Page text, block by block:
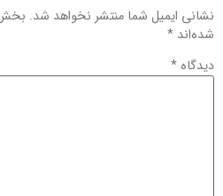
نشانی ایمیل شما منتشر نخواهد شد.
شده‌اند *
دیدگاه *